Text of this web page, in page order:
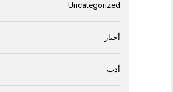
Uncategorized
أخبار
أدب